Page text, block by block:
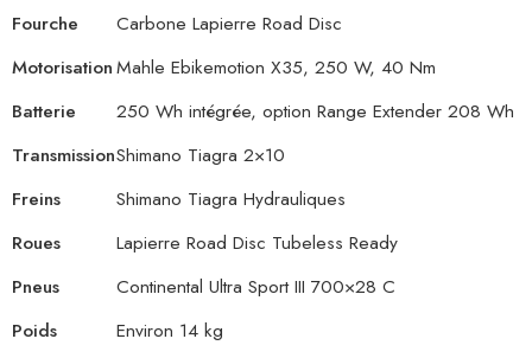
Fourche
Carbone Lapierre Road Disc
MotorisationMahle Ebikemotion X35, 250 W, 40 Nm
Batterie
250 Wh intégrée, option Range Extender 208 Wh
TransmissionShimano Tiagra 2×10
Freins
Shimano Tiagra Hydrauliques
Roues
Lapierre Road Disc Tubeless Ready
Pneus
Continental Ultra Sport III 700×28 C
Poids
Environ 14 kg